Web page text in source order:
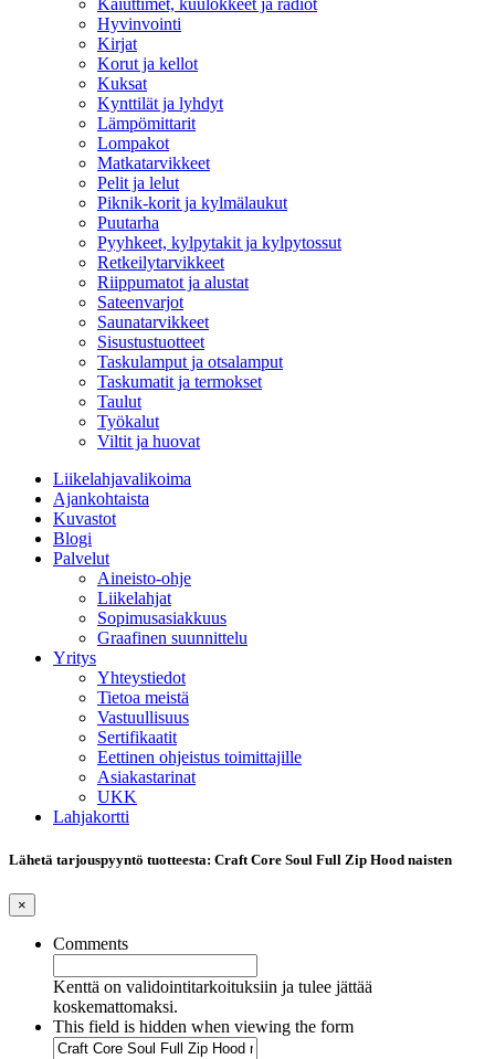
Kaiuttimet, kuulokkeet ja radiot
Hyvinvointi
Kirjat
Korut ja kellot
Kuksat
Kynttilät ja lyhdyt
Lämpömittarit
Lompakot
Matkatarvikkeet
Pelit ja lelut
Piknik-korit ja kylmälaukut
Puutarha
Pyyhkeet, kylpytakit ja kylpytossut
Retkeilytarvikkeet
Riippumatot ja alustat
Sateenvarjot
Saunatarvikkeet
Sisustustuotteet
Taskulamput ja otsalamput
Taskumatit ja termokset
Taulut
Työkalut
Viltit ja huovat
Liikelahjavalikoima
Ajankohtaista
Kuvastot
Blogi
Palvelut
Aineisto-ohje
Liikelahjat
Sopimusasiakkuus
Graafinen suunnittelu
Yritys
Yhteystiedot
Tietoa meistä
Vastuullisuus
Sertifikaatit
Eettinen ohjeistus toimittajille
Asiakastarinat
UKK
Lahjakortti
Lähetä tarjouspyyntö tuotteesta: Craft Core Soul Full Zip Hood naisten
×
Comments
Kenttä on validointitarkoituksiin ja tulee jättää
koskemattomaksi.
This field is hidden when viewing the form